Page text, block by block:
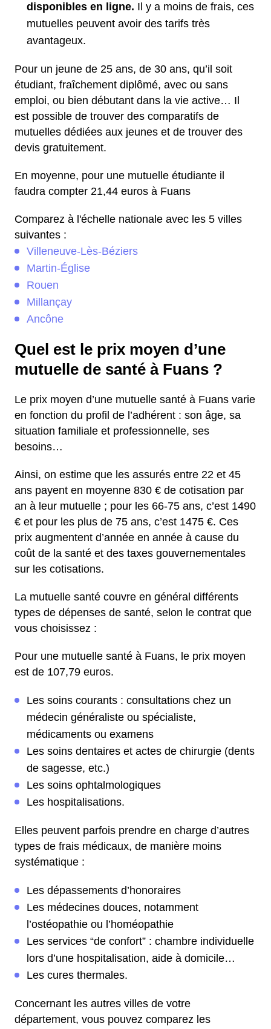
disponibles en ligne. Il y a moins de frais, ces
mutuelles peuvent avoir des tarifs très
avantageux.
Pour un jeune de 25 ans, de 30 ans, qu’il soit
étudiant, fraîchement diplômé, avec ou sans
emploi, ou bien débutant dans la vie active… Il
est possible de trouver des comparatifs de
mutuelles dédiées aux jeunes et de trouver des
devis gratuitement.
En moyenne, pour une mutuelle étudiante il
faudra compter 21,44 euros à Fuans
Comparez à l'échelle nationale avec les 5 villes
suivantes :
Villeneuve-Lès-Béziers
Martin-Église
Rouen
Millançay
Ancône
Quel est le prix moyen d’une
mutuelle de santé à Fuans ?
Le prix moyen d’une mutuelle santé à Fuans varie
en fonction du profil de l’adhérent : son âge, sa
situation familiale et professionnelle, ses
besoins…
Ainsi, on estime que les assurés entre 22 et 45
ans payent en moyenne 830 € de cotisation par
an à leur mutuelle ; pour les 66-75 ans, c’est 1490
€ et pour les plus de 75 ans, c’est 1475 €. Ces
prix augmentent d’année en année à cause du
coût de la santé et des taxes gouvernementales
sur les cotisations.
La mutuelle santé couvre en général différents
types de dépenses de santé, selon le contrat que
vous choisissez :
Pour une mutuelle santé à Fuans, le prix moyen
est de 107,79 euros.
Les soins courants : consultations chez un
médecin généraliste ou spécialiste,
médicaments ou examens
Les soins dentaires et actes de chirurgie (dents
de sagesse, etc.)
Les soins ophtalmologiques
Les hospitalisations.
Elles peuvent parfois prendre en charge d’autres
types de frais médicaux, de manière moins
systématique :
Les dépassements d’honoraires
Les médecines douces, notamment
l’ostéopathie ou l’homéopathie
Les services “de confort” : chambre individuelle
lors d’une hospitalisation, aide à domicile…
Les cures thermales.
Concernant les autres villes de votre
département, vous pouvez comparez les